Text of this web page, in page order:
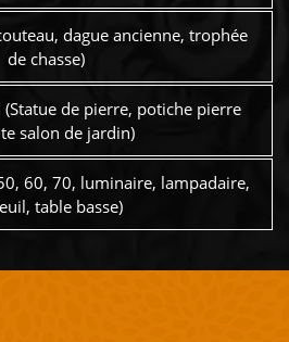
dague ancienne, trophée
de chasse)
de pierre, potiche pierre
salon de jardin)
60, 70, luminaire, lampadaire,
table basse)